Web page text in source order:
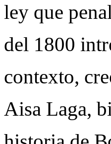
ley que
del 1800
contexto,
Aisa Laga,